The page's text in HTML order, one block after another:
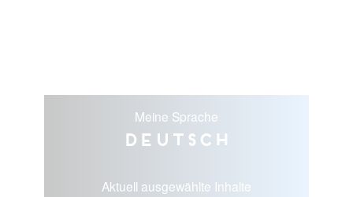
Meine Sprache
Deutsch
Aktuell ausgewählte Inhalte